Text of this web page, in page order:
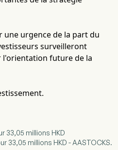
une urgence de la part du
surveilleront
l'orientation future de la
33,05 millions HKD
33,05 millions HKD - AASTOCKS.